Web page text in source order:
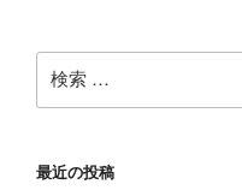
ン
索:
最近の投稿